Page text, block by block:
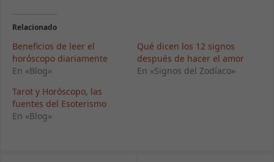
Relacionado
Beneficios de leer el
horóscopo diariamente
En «Blog»
Qué dicen los 12 signos
después de hacer el amor
En «Signos del Zodíaco»
Tarot y Horóscopo, las
fuentes del Esoterismo
En «Blog»
Necesarias
Estas cookies
no son